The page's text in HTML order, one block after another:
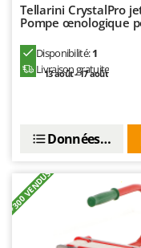
Tellarini CrystalPro
Pompe œnologique
Disponibilité:1
Livraison gratuite
13 août - 17 août
Données
+300 VENDUS